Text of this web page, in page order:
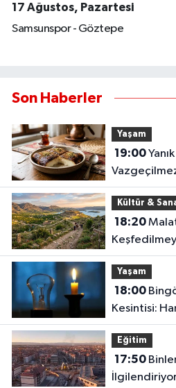
17 Ağustos, Pazartesi
Samsunspor - Göztepe
Son Haberler
Yaşam
19:00Yanık Lezzetiyle
Kazandibi
Kültür &
18:20Malatya’nın Bu İlçesi
Yaşam
18:00Bingöl'de 9 Ağustos Elektrik
Kesintisi:
Elektrikler
Eğitim
17:50Binlerce Öğretmeni